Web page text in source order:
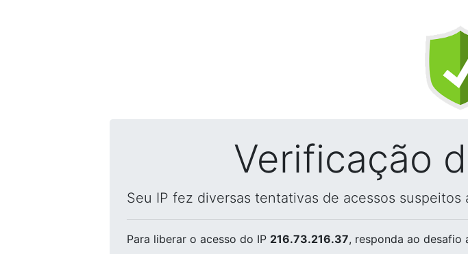
Verificação
Seu IP fez diversas tentativas de acessos
Para liberar o acesso do IP 216.73.216.37, responda ao desafio